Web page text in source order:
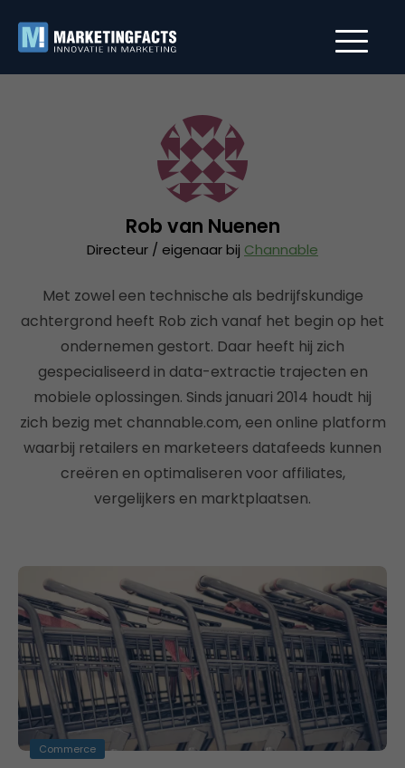
Rob van Nuenen
Directeur / eigenaar bij Channable
Met zowel een technische als bedrijfskundige
achtergrond heeft Rob zich vanaf het begin op het
ondernemen gestort. Daar heeft hij zich
gespecialiseerd in data-extractie trajecten en
mobiele oplossingen. Sinds januari 2014 houdt hij
zich bezig met channable.com, een online platform
waarbij retailers en marketeers datafeeds kunnen
creëren en optimaliseren voor affiliates,
vergelijkers en marktplaatsen.
Commerce